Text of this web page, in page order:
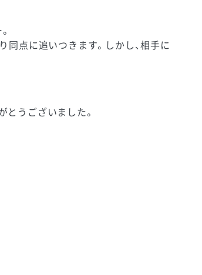
同点に追いつきます。しかし、相手に
とうございました。